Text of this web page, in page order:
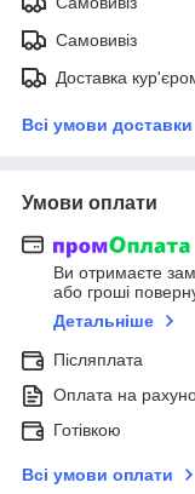
Самовивіз
Доставка
Всі умови доставки
Умови оплати
Ви отримаєте
або гроші
Детальніше
Післяплата
Оплата на
Готівкою
Всі умови оплати